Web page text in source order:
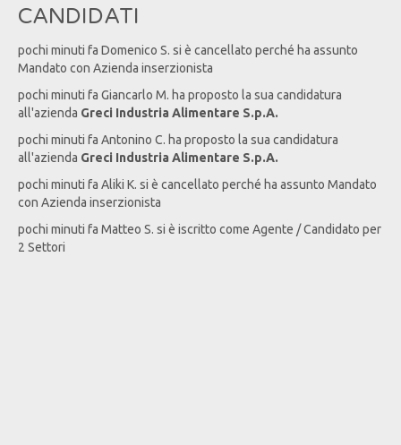
CANDIDATI
pochi minuti fa Domenico S. si è cancellato perché ha assunto
Mandato con Azienda inserzionista
pochi minuti fa Giancarlo M. ha proposto la sua candidatura
all'azienda Greci Industria Alimentare S.p.A.
pochi minuti fa Antonino C. ha proposto la sua candidatura
all'azienda Greci Industria Alimentare S.p.A.
pochi minuti fa Aliki K. si è cancellato perché ha assunto Mandato
con Azienda inserzionista
pochi minuti fa Matteo S. si è iscritto come Agente / Candidato per
2 Settori